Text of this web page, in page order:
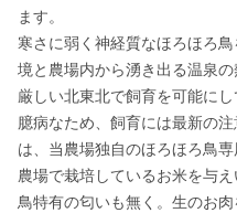
ます。
寒さに弱く神経質なほろほろ
境と農場内から湧き出る温泉
厳しい北東北で飼育を可能にし
臆病なため、飼育には最新の
は、当農場独自のほろほろ鳥
農場で栽培しているお米を与
鳥特有の匂いも無く。生のお